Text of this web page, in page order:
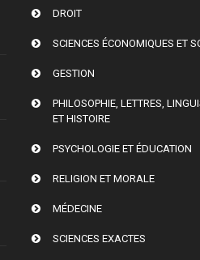
DROIT
SCIENCES ÉCONOMIQUES ET
GESTION
PHILOSOPHIE, LETTRES,
ET HISTOIRE
PSYCHOLOGIE ET ÉDUCATION
RELIGION ET MORALE
MÉDECINE
SCIENCES EXACTES